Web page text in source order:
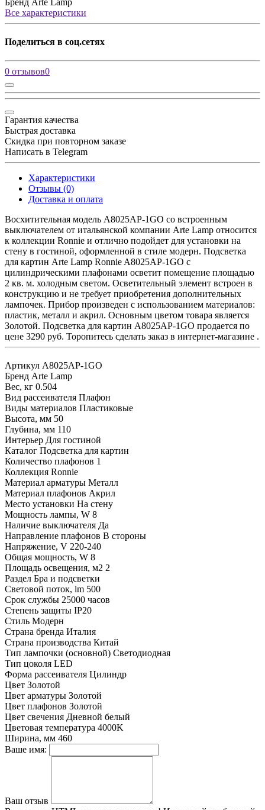
Бренд Arte Lamp
Все характеристики
Поделиться в соц.сетях
0 отзывов0
Гарантия качества
Быстрая доставка
Скидка при повторном заказе
Написать в Telegram
Характеристики
Отзывы (0)
Доставка и оплата
Восхитительная модель A8025AP-1GO со встроенным
выключателем от итальянской компании Arte Lamp относится
к коллекции Ronnie и отлично подойдет для установки на
стену в гостиной, оформленной в стиле модерн. Подсветка
для картин Arte Lamp Ronnie A8025AP-1GO с
цилиндрическими плафонами осветит помещение площадью
2 кв. м. холодным светом. Осветительный элемент встроен в
конструкцию и не требует приобретения дополнительных
лампочек. Прибор произведен с использованием материалов:
пластик, металл и акрил. Основным цветом товара является
Золотой. Подсветка для картин A8025AP-1GO продается по
цене 3290 руб. Торопитесь сделать заказ в интернет-магазине .
Артикул A8025AP-1GO
Бренд Arte Lamp
Вес, кг 0.504
Вид рассеивателя Плафон
Виды материалов Пластиковые
Высота, мм 50
Глубина, мм 110
Интерьер Для гостиной
Каталог Подсветка для картин
Количество плафонов 1
Коллекция Ronnie
Материал арматуры Металл
Материал плафонов Акрил
Место установки На стену
Мощность лампы, W 8
Наличие выключателя Да
Направление плафонов В стороны
Напряжение, V 220-240
Общая мощность, W 8
Площадь освещения, м2 2
Раздел Бра и подсветки
Световой поток, lm 500
Срок службы 25000 часов
Степень защиты IP20
Стиль Модерн
Страна бренда Италия
Страна производства Китай
Тип лампочки (основной) Светодиодная
Тип цоколя LED
Форма рассеивателя Цилиндр
Цвет Золотой
Цвет арматуры Золотой
Цвет плафонов Золотой
Цвет свечения Дневной белый
Цветовая температура 4000K
Ширина, мм 460
Ваше имя:
Ваш отзыв